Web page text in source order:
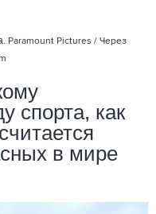
Paramount Pictures / Через
спорта, как
в мире